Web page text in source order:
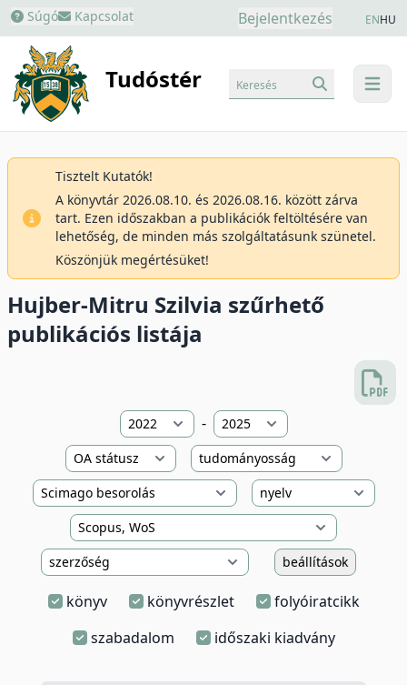
Súgó Kapcsolat Bejelentkezés ENHU
Tudóstér menu
Keresés
Tisztelt Kutatók!
A könyvtár 2026.08.10. és 2026.08.16. között zárva
tart. Ezen időszakban a publikációk feltöltésére van
lehetőség, de minden más szolgáltatásunk szünetel.
Köszönjük megértésüket!
Hujber-Mitru Szilvia szűrhető
publikációs listája
-
beállítások
könyv könyvrészlet
folyóiratcikk
szabadalom
időszaki kiadvány